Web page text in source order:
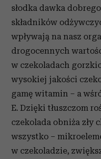
słodka dawka
składników
wpływają na nasz
drogocennych
w czekoladach
wysokiej jakości
gamę witamin – a
E. Dzięki tłuszczom
czekolada obniża zły
wszystko –
w czekoladzie,